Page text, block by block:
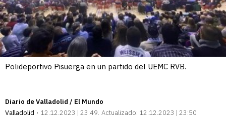
Polideportivo Pisuerga en un partido del UEMC RVB.
Diario de Valladolid / El Mundo
Valladolid
12.12.2023 | 23:49 Actualizado: 12.12.2023 | 23:50